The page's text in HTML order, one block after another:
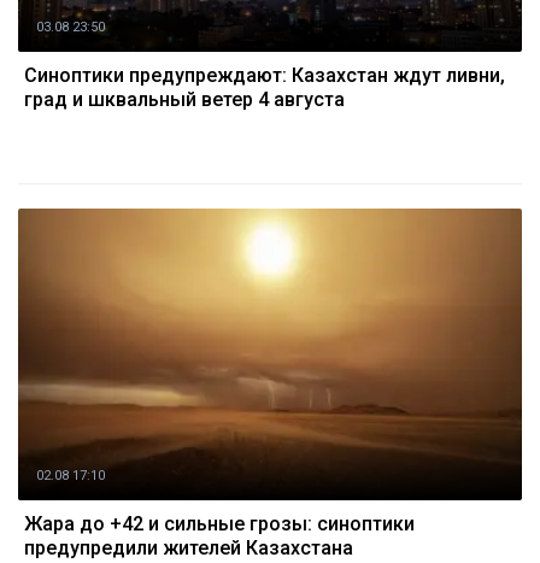
03.08 23:50
Синоптики предупреждают: Казахстан ждут ливни,
град и шквальный ветер 4 августа
02.08 17:10
Жара до +42 и сильные грозы: синоптики
предупредили жителей Казахстана